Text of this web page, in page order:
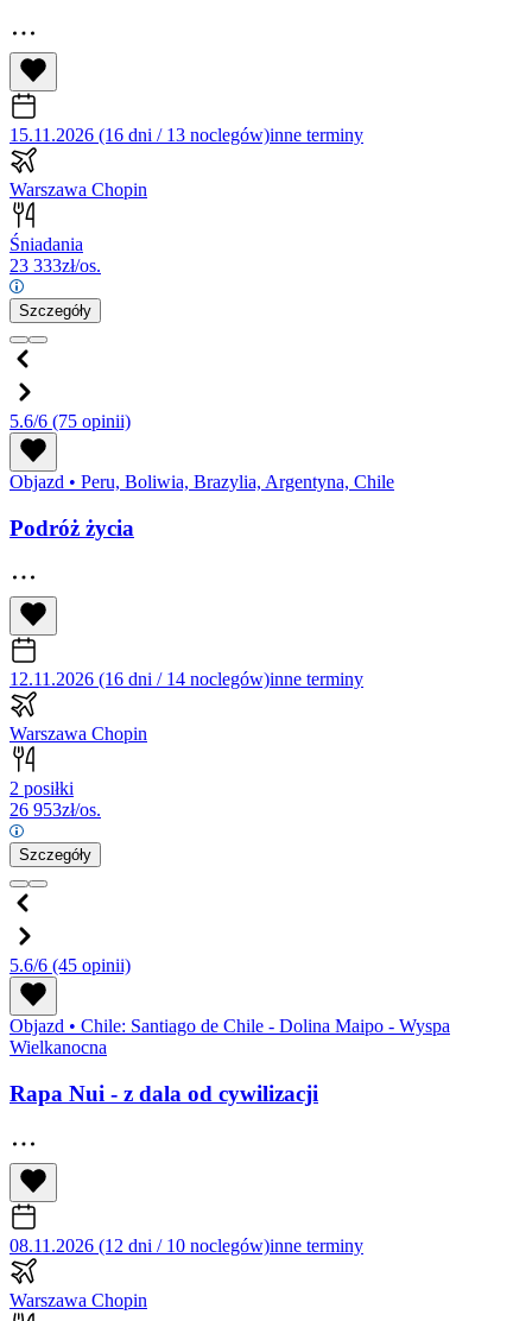
15.11.2026 (16 dni / 13 noclegów)inne terminy
Warszawa Chopin
Śniadania
23 333zł/os.
Szczegóły
5.6/6 (75 opinii)
Objazd • Peru, Boliwia, Brazylia, Argentyna, Chile
Podróż życia
12.11.2026 (16 dni / 14 noclegów)inne terminy
Warszawa Chopin
2 posiłki
26 953zł/os.
Szczegóły
5.6/6 (45 opinii)
Objazd • Chile: Santiago de Chile - Dolina Maipo - Wyspa
Wielkanocna
Rapa Nui - z dala od cywilizacji
08.11.2026 (12 dni / 10 noclegów)inne terminy
Warszawa Chopin